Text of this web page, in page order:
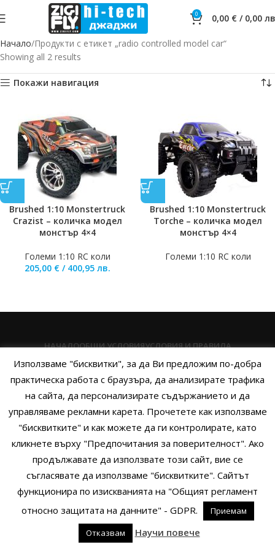
0 0,00 € / 0,00
Начало Продукти с етикет „radio controlled model car“
Showing all 2 results
Покажи навигация
Brushed 1:10 Monstertruck
Crazist – количка модел
монстър 4×4
Големи 1:10 RC коли
205,00 € / 400,95 лв.
Brushed 1:10 Monstertruck
Torche – количка модел
монстър 4×4
Големи 1:10 RC коли
НАЧАЛООБЩИ УСЛОВИЯУСЛОВИЯ И ПРАВИЛА
ПОЛИТИКА НА БИСКВИТКИТЕПОЛИТИКА ЗА ПОВЕРИТЕЛНОСТ
НАЧИНИ НА ПЛАЩАНЕИЗПРАТЕТЕ ЗАПИТВАНЕ
Copyright © 2014 - 2024 Zigifly.com — Developed byWe Work With
You
Използваме "бисквитки", за да Ви предложим по-добра
практическа работа с браузъра, да анализирате трафика
на сайта, да персонализирате съдържанието и да
управляваме рекламни карета. Прочетете как използваме
"бисквитките" и как можете да ги контролирате, като
кликнете върху "Предпочитания за поверителност". Ако
продължавате да използвате този сайт, вие се
съгласявате да използваме "бисквитките". Сайтът
функционира по изискванията на "Общият регламент
относно защитата на данните" - GDPR.
Приемам
Отказвам
Научи повече